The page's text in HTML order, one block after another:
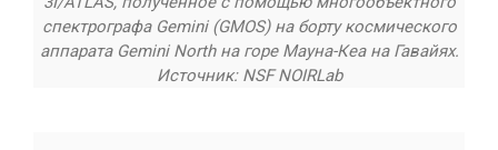
спектрографа Gemini (GMOS) на борту космического
аппарата Gemini North на горе Мауна-Кеа на Гавайях.
Источник: NSF NOIRLab